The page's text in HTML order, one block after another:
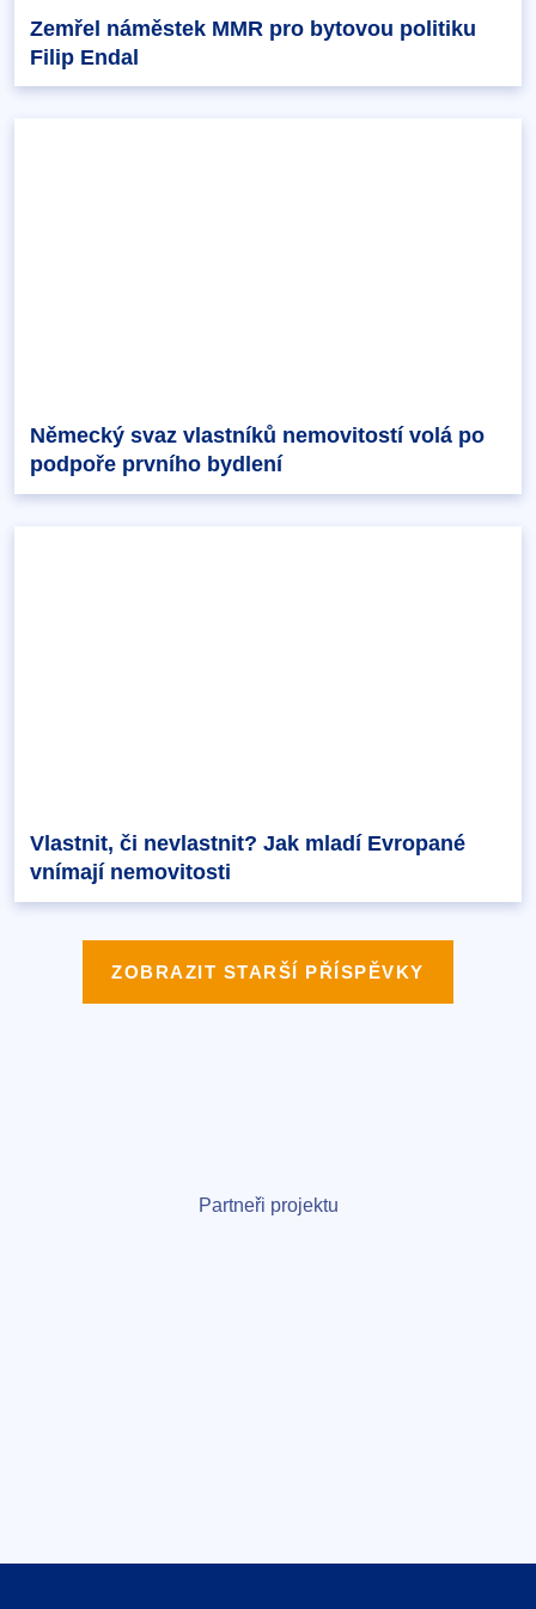
Zemřel náměstek MMR pro bytovou politiku
Filip Endal
Německý svaz vlastníků nemovitostí volá po
podpoře prvního bydlení
Vlastnit, či nevlastnit? Jak mladí Evropané
vnímají nemovitosti
ZOBRAZIT STARŠÍ PŘÍSPĚVKY
Partneři projektu